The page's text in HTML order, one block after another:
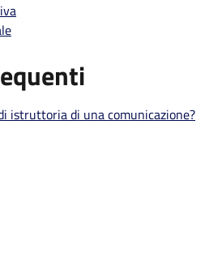
istruttoria di una comunicazione?